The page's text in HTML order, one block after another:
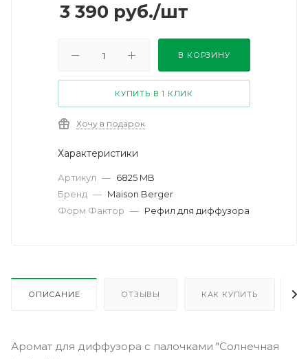
3 390 руб./шт
В КОРЗИНУ
КУПИТЬ В 1 КЛИК
Хочу в подарок
Характеристики
Артикул — 6825 MB
Бренд — Maison Berger
Форм Фактор — Рефил для диффузора
ОПИСАНИЕ ОТЗЫВЫ КАК КУПИТЬ
Аромат для диффузора с палочками "Солнечная